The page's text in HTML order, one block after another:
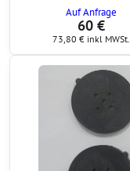
Auf Anfrage
60 €
73,80 € inkl MWSt.